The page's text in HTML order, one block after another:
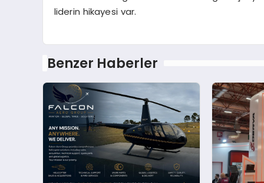
liderin hikayesi var.
Benzer Haberler